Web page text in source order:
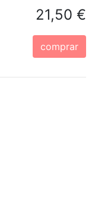
21,50 €
comprar